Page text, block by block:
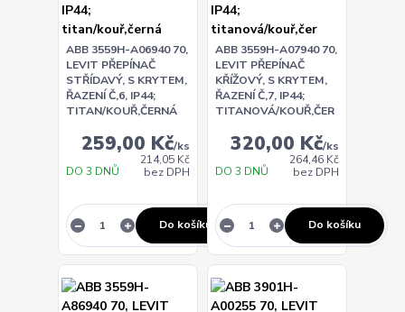
ABB 3559H-A06940 70,
LEVIT PŘEPÍNAČ
STŘÍDAVÝ, S KRYTEM,
ŘAZENÍ Č,6, IP44;
TITAN/KOUŘ,ČERNÁ
259,00 Kč/ks
214,05 Kč
bez DPH
DO 3 DNŮ
Do košíku
ABB 3559H-A07940 70,
LEVIT PŘEPÍNAČ
KŘÍŽOVÝ, S KRYTEM,
ŘAZENÍ Č,7, IP44;
TITANOVÁ/KOUŘ,ČER
320,00 Kč/ks
264,46 Kč
bez DPH
DO 3 DNŮ
Do košíku